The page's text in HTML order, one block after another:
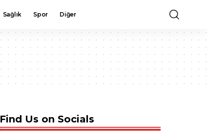
Sağlık Spor Diğer
Find Us on Socials